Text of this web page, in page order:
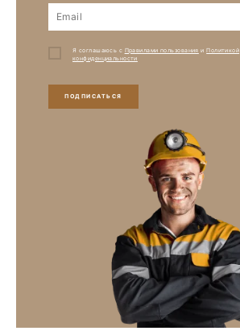
Я соглашаюсь с Правилами пользования иПолитикой
конфиденциальности
ПОДПИСАТЬСЯ